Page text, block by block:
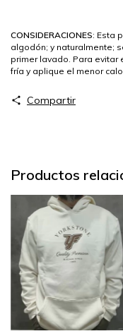
CONSIDERACIONES: Esta
algodón; y naturalmente;
primer lavado. Para evitar
fría y aplique el menor
Compartir
Productos